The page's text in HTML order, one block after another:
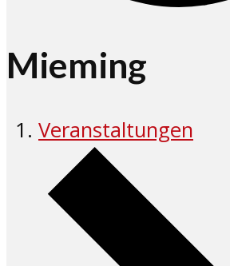
Mieming
Veranstaltungen